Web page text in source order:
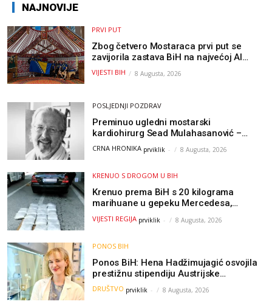
NAJNOVIJE
PRVI PUT
Zbog četvero Mostaraca prvi put se
zavijorila zastava BiH na najvećoj AI
olimpijadi, a sada je njihov mentor
postao član komiteta Međunarodne
VIJESTI BIH 8 Augusta, 2026
POSLJEDNJI POZDRAV
Preminuo ugledni mostarski
kardiohirurg Sead Mulahasanović –
kolege uputile emotivnu oproštajnu
CRNA HRONIKA prviklik - 8 Augusta, 2026
KRENUO S DROGOM U BIH
Krenuo prema BiH s 20 kilograma
marihuane u gepeku Mercedesa,
policija ga uhapsila na granici
VIJESTI REGIJA prviklik - 8 Augusta, 2026
PONOS BIH
Ponos BiH: Hena Hadžimujagić osvojila
prestižnu stipendiju Austrijske
akademije nauka, njeno istraživanje
moglo bi pomoći djeci širom svijeta
DRUŠTVO prviklik - 8 Augusta, 2026